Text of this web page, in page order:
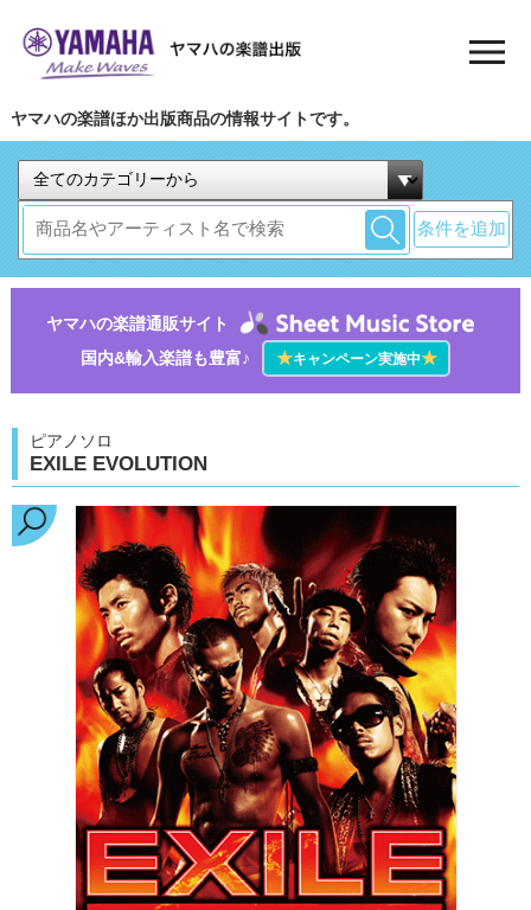
ヤマハの楽譜ほか出版商品の情報サイトです。
条件を追加
ヤマハの楽譜通販サイト
国内&輸入楽譜も豊富♪
★キャンペーン実施中★
ピアノソロ
EXILE EVOLUTION